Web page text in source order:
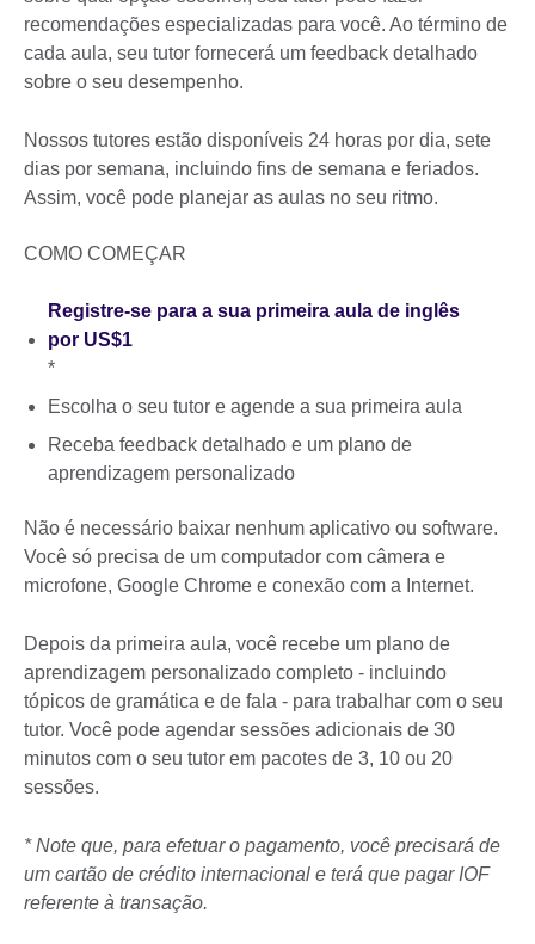
recomendações especializadas para você. Ao término de
cada aula, seu tutor fornecerá um feedback detalhado
sobre o seu desempenho.
Nossos tutores estão disponíveis 24 horas por dia, sete
dias por semana, incluindo fins de semana e feriados.
Assim, você pode planejar as aulas no seu ritmo.
COMO COMEÇAR
Registre-se para a sua primeira aula de inglês
por US$1
*
Escolha o seu tutor e agende a sua primeira aula
Receba feedback detalhado e um plano de
aprendizagem personalizado
Não é necessário baixar nenhum aplicativo ou software.
Você só precisa de um computador com câmera e
microfone, Google Chrome e conexão com a Internet.
Depois da primeira aula, você recebe um plano de
aprendizagem personalizado completo - incluindo
tópicos de gramática e de fala - para trabalhar com o seu
tutor. Você pode agendar sessões adicionais de 30
minutos com o seu tutor em pacotes de 3, 10 ou 20
sessões.
* Note que, para efetuar o pagamento, você precisará de
um cartão de crédito internacional e terá que pagar IOF
referente à transação.